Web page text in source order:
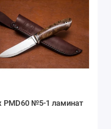
PMD60 №5-1 ламинат